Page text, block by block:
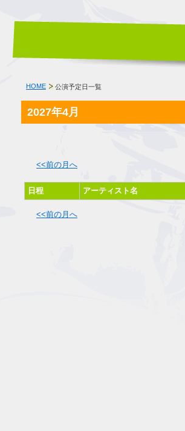
HOME 公演予定日一覧
2027年4月
<<前の月へ
日程 アーティスト名
<<前の月へ